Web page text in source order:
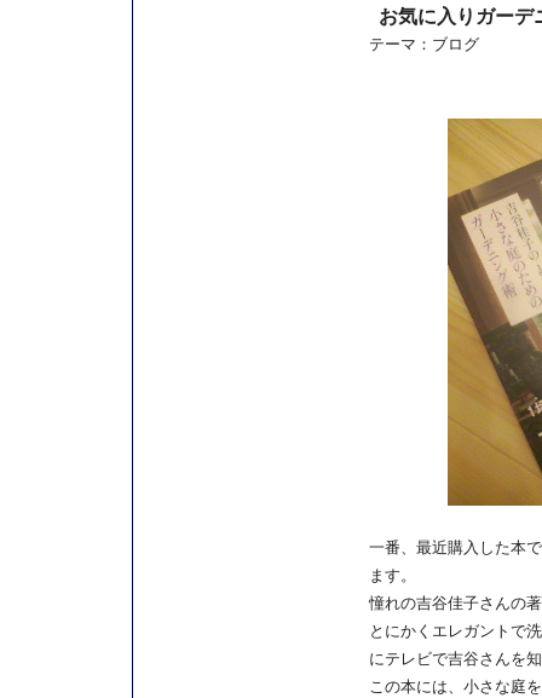
お気に入りガーデ
テーマ： ブログ
一番、最近購入した本
ます。
憧れの吉谷佳子さんの
とにかくエレガントで
にテレビで吉谷さんを
この本には、小さな庭